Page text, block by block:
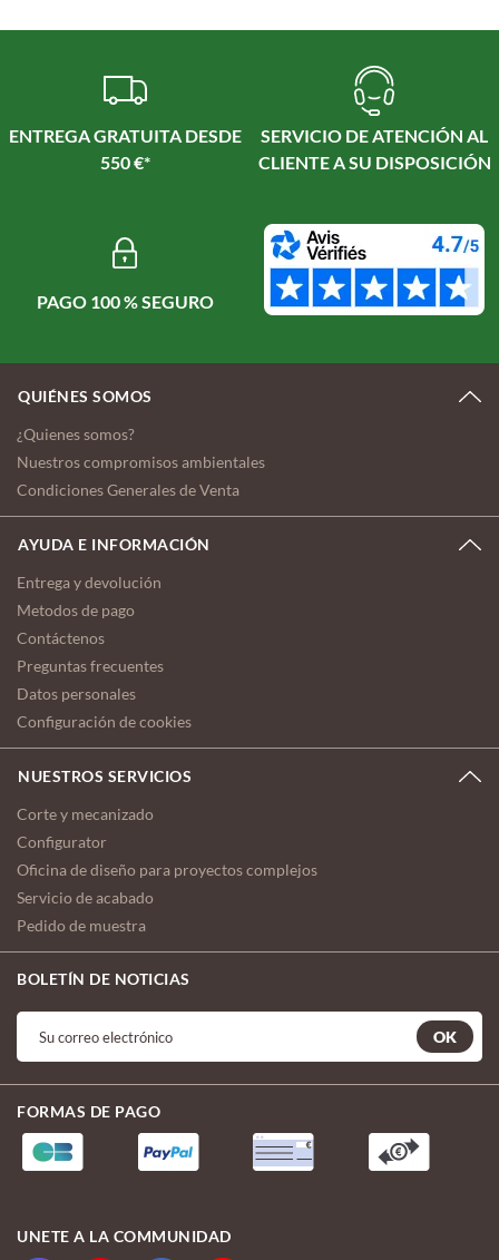
ENTREGA GRATUITA DESDE
550 €*
SERVICIO DE ATENCIÓN AL
CLIENTE A SU DISPOSICIÓN
PAGO 100 % SEGURO
QUIÉNES SOMOS
¿Quienes somos?
Nuestros compromisos ambientales
Condiciones Generales de Venta
AYUDA E INFORMACIÓN
Entrega y devolución
Metodos de pago
Contáctenos
Preguntas frecuentes
Datos personales
Configuración de cookies
NUESTROS SERVICIOS
Corte y mecanizado
Configurator
Oficina de diseño para proyectos complejos
Servicio de acabado
Pedido de muestra
BOLETÍN DE NOTICIAS
OK
FORMAS DE PAGO
UNETE A LA COMMUNIDAD